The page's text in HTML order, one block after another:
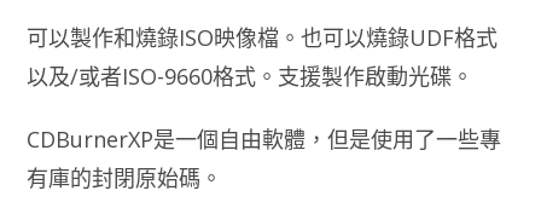
可以製作和燒錄ISO映像檔。也可以燒錄UDF格式
以及/或者ISO-9660格式。支援製作啟動光碟。
CDBurnerXP是一個自由軟體，但是使用了一些專
有庫的封閉原始碼。